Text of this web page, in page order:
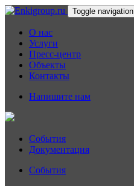
Toggle navigation
О нас
Услуги
Пресс-центр
Объекты
Контакты
Напишите нам
События
Документация
События